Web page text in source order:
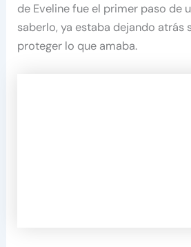
de Eveline fue el primer paso de
saberlo, ya estaba dejando atrás
proteger lo que amaba.